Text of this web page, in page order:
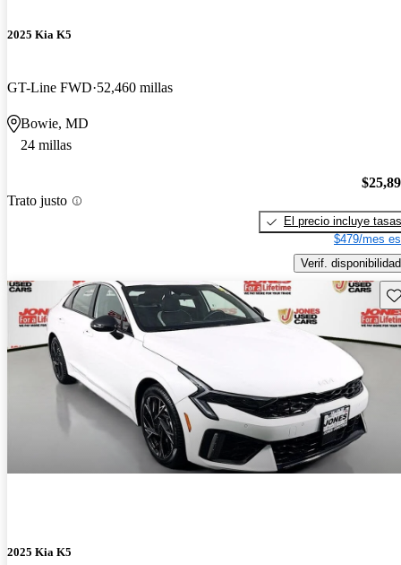
2025 Kia K5
GT-Line FWD 52,460 millas
Bowie, MD
24 millas
Trato justo
El precio incluye tasas
$479/mes
Verif. disponibilidad
2025 Kia K5